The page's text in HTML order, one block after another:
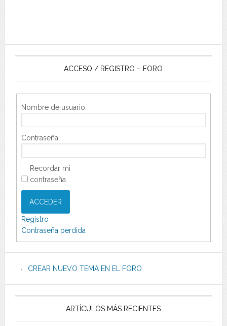
ACCESO / REGISTRO – FORO
Nombre de usuario:
Contraseña:
Recordar mi
contraseña
ACCEDER
Registro
Contraseña perdida
CREAR NUEVO TEMA EN EL FORO
ARTÍCULOS MÁS RECIENTES